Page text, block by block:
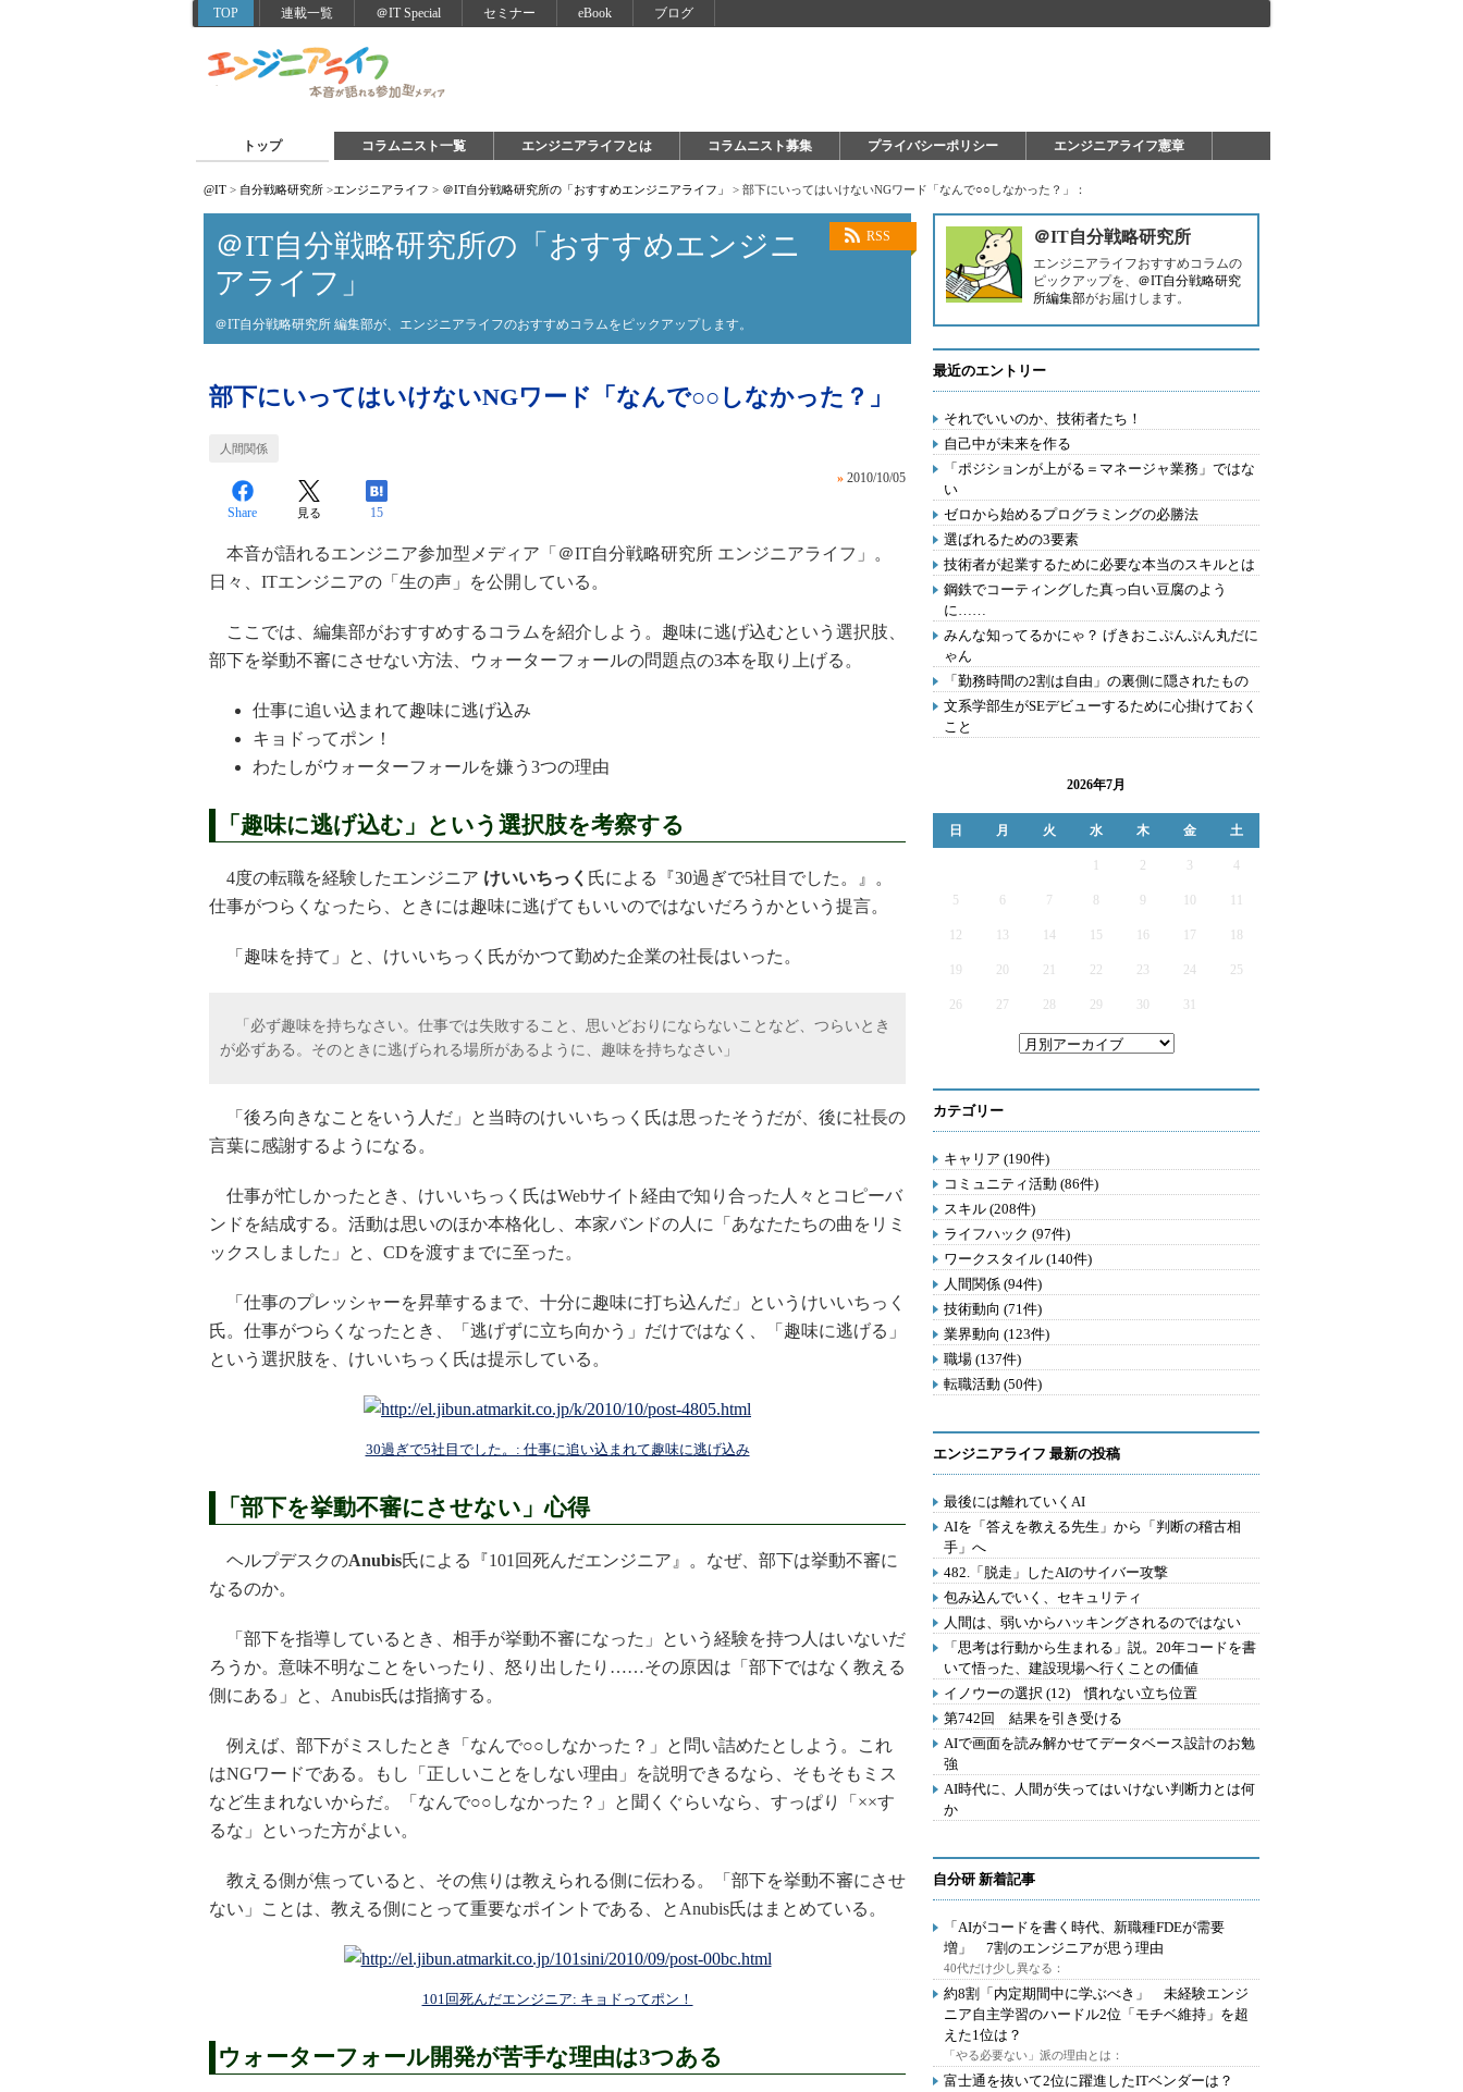
TOP 連載一覧 ＠IT Special セミナー eBook ブログ
トップ コラムニスト一覧 エンジニアライフとは コラムニスト募集 プライバシーポリシー エンジニアライフ憲章
@IT > 自分戦略研究所 >エンジニアライフ > ＠IT自分戦略研究所の「おすすめエンジニアライフ」 > 部下にいってはいけないNGワード「なんで○○しなかった？」：
RSS
＠IT自分戦略研究所の「おすすめエンジニ
アライフ」
＠IT自分戦略研究所 編集部が、エンジニアライフのおすすめコラムをピックアップします。
部下にいってはいけないNGワード「なんで○○しなかった？」
人間関係
» 2010/10/05
Share 見る 15
本音が語れるエンジニア参加型メディア「＠IT自分戦略研究所 エンジニアライフ」。
日々、ITエンジニアの「生の声」を公開している。
ここでは、編集部がおすすめするコラムを紹介しよう。趣味に逃げ込むという選択肢、
部下を挙動不審にさせない方法、ウォーターフォールの問題点の3本を取り上げる。
仕事に追い込まれて趣味に逃げ込み
キョドってポン！
わたしがウォーターフォールを嫌う3つの理由
「趣味に逃げ込む」という選択肢を考察する
4度の転職を経験したエンジニア けいいちっく 氏による『30過ぎで5社目でした。』。
仕事がつらくなったら、ときには趣味に逃げてもいいのではないだろうかという提言。
「趣味を持て」と、けいいちっく氏がかつて勤めた企業の社長はいった。
「必ず趣味を持ちなさい。仕事では失敗すること、思いどおりにならないことなど、つらいとき
が必ずある。そのときに逃げられる場所があるように、趣味を持ちなさい」
「後ろ向きなことをいう人だ」と当時のけいいちっく氏は思ったそうだが、後に社長の
言葉に感謝するようになる。
仕事が忙しかったとき、けいいちっく氏はWebサイト経由で知り合った人々とコピーバ
ンドを結成する。活動は思いのほか本格化し、本家バンドの人に「あなたたちの曲をリミ
ックスしました」と、CDを渡すまでに至った。
「仕事のプレッシャーを昇華するまで、十分に趣味に打ち込んだ」というけいいちっく
氏。仕事がつらくなったとき、「逃げずに立ち向かう」だけではなく、「趣味に逃げる」
という選択肢を、けいいちっく氏は提示している。
30過ぎで5社目でした。: 仕事に追い込まれて趣味に逃げ込み
「部下を挙動不審にさせない」心得
ヘルプデスクのAnubis氏による『101回死んだエンジニア』。なぜ、部下は挙動不審に
なるのか。
「部下を指導しているとき、相手が挙動不審になった」という経験を持つ人はいないだ
ろうか。意味不明なことをいったり、怒り出したり……その原因は「部下ではなく教える
側にある」と、Anubis氏は指摘する。
例えば、部下がミスしたとき「なんで○○しなかった？」と問い詰めたとしよう。これ
はNGワードである。もし「正しいことをしない理由」を説明できるなら、そもそもミス
など生まれないからだ。「なんで○○しなかった？」と聞くぐらいなら、すっぱり「××す
るな」といった方がよい。
教える側が焦っていると、その焦りは教えられる側に伝わる。「部下を挙動不審にさせ
ない」ことは、教える側にとって重要なポイントである、とAnubis氏はまとめている。
101回死んだエンジニア: キョドってポン！
ウォーターフォール開発が苦手な理由は3つある
＠IT自分戦略研究所
エンジニアライフおすすめコラムの
ピックアップを、 ＠IT自分戦略研究
所編集部がお届けします。
最近のエントリー
それでいいのか、技術者たち！
自己中が未来を作る
「ポジションが上がる＝マネージャ業務」ではな
い
ゼロから始めるプログラミングの必勝法
選ばれるための3要素
技術者が起業するために必要な本当のスキルとは
鋼鉄でコーティングした真っ白い豆腐のよう
に……
みんな知ってるかにゃ？ げきおこぷんぷん丸だに
ゃん
「勤務時間の2割は自由」の裏側に隠されたもの
文系学部生がSEデビューするために心掛けておく
こと
2026年7月
日 月 火 水 木 金 土
2 3 4
5 6 7 9
12 13 14 15 16 17
19 20 21 22 23 24 25
26 27 28 29 30 31
カテゴリー
キャリア (190件)
コミュニティ活動 (86件)
スキル (208件)
ライフハック (97件)
ワークスタイル (140件)
人間関係 (94件)
技術動向 (71件)
業界動向 (123件)
職場 (137件)
転職活動 (50件)
エンジニアライフ 最新の投稿
最後には離れていくAI
AIを「答えを教える先生」から「判断の稽古相
手」へ
482.「脱走」したAIのサイバー攻撃
包み込んでいく、セキュリティ
人間は、弱いからハッキングされるのではない
「思考は行動から生まれる」説。20年コードを書
いて悟った、建設現場へ行くことの価値
イノウーの選択 (12) 慣れない立ち位置
第742回 結果を引き受ける
AIで画面を読み解かせてデータベース設計のお勉
強
AI時代に、人間が失ってはいけない判断力とは何
か
自分研 新着記事
「AIがコードを書く時代、新職種FDEが需要
増」 7割のエンジニアが思う理由
40代だけ少し異なる：
約8割「内定期間中に学ぶべき」 未経験エンジ
ニア自主学習のハードル2位「モチベ維持」を超
えた1位は？
「やる必要ない」派の理由とは：
富士通を抜いて2位に躍進したITベンダーは？